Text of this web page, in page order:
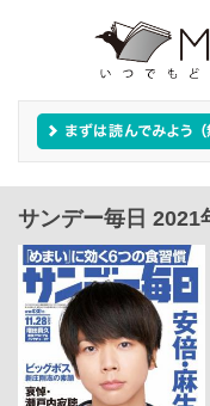
サンデー毎日 2021